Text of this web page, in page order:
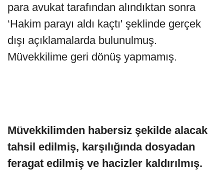
para avukat tarafından alındıktan sonra
‘Hakim parayı aldı kaçtı' şeklinde gerçek
dışı açıklamalarda bulunulmuş.
Müvekkilime geri dönüş yapmamış.
Müvekkilimden habersiz şekilde alacak
tahsil edilmiş, karşılığında dosyadan
feragat edilmiş ve hacizler kaldırılmış.